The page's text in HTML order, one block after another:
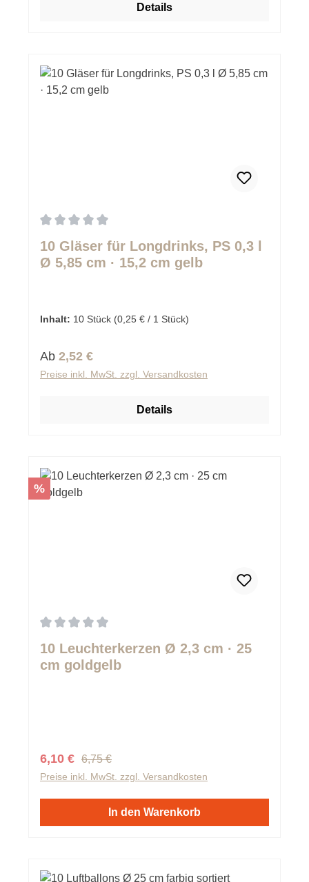
Details
10 Gläser für Longdrinks, PS 0,3 l
Ø 5,85 cm · 15,2 cm gelb
Inhalt: 10 Stück (0,25 € / 1 Stück)
Regulärer Preis:
Ab 2,52 €
Preise inkl. MwSt. zzgl. Versandkosten
Details
Rabatt
%
10 Leuchterkerzen Ø 2,3 cm · 25
cm goldgelb
Verkaufspreis:
6,10 € Regulärer Preis:
6,75 €
Preise inkl. MwSt. zzgl. Versandkosten
In den Warenkorb